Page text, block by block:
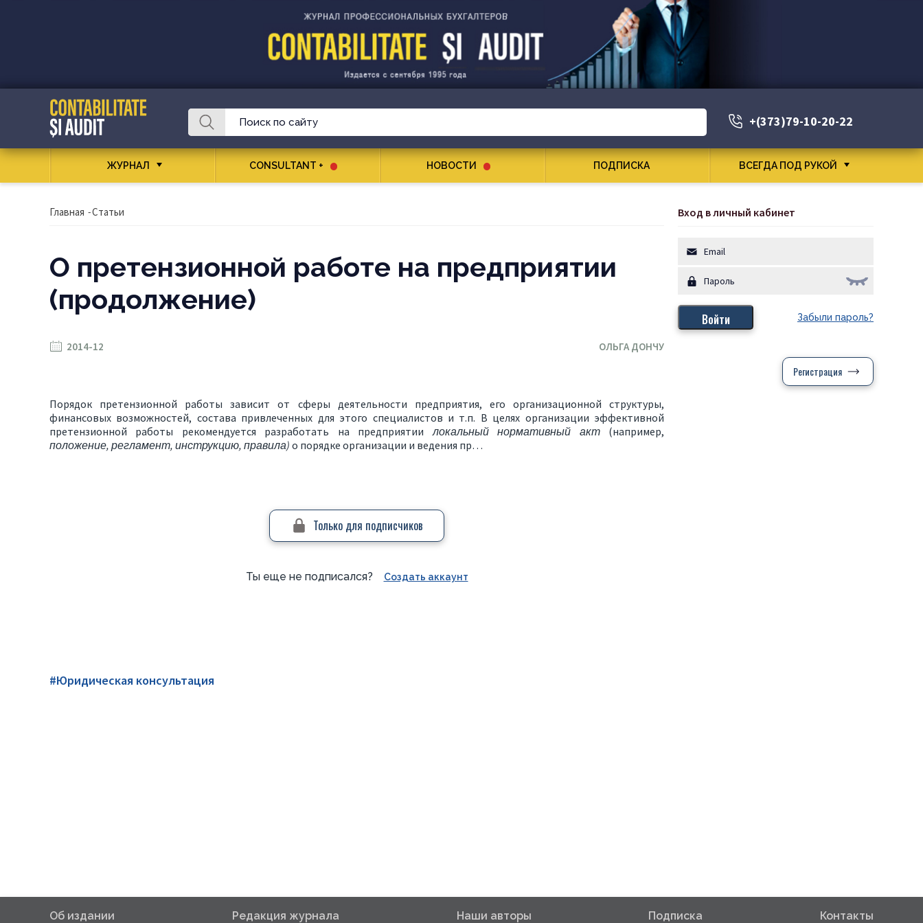
+(373)79-10-20-22
ЖУРНАЛ CONSULTANT + НОВОСТИ ПОДПИСКА ВСЕГДА ПОД РУКОЙ
Главная -Статьи
О претензионной работе на предприятии
(продолжение)
2014-12 ОЛЬГА ДОНЧУ
Порядок претензионной работы
зависит от сферы деятельности предприятия, его организационной структуры,
финансовых возможностей, состава привлеченных для этого специалистов и т.п. В целях организации эффективной
претензионной работы рекомендуется разработать на предприятиилокальный нормативный акт(например,
положение, регламент, инструкцию, правила) о порядке организации и ведения пр…
Только для подписчиков
Ты еще не подписался? Создать аккаунт
#Юридическая консультация
Вход в личный кабинет
Забыли пароль?
Регистрация
Об издании Редакция журнала Наши авторы Подписка Контакты